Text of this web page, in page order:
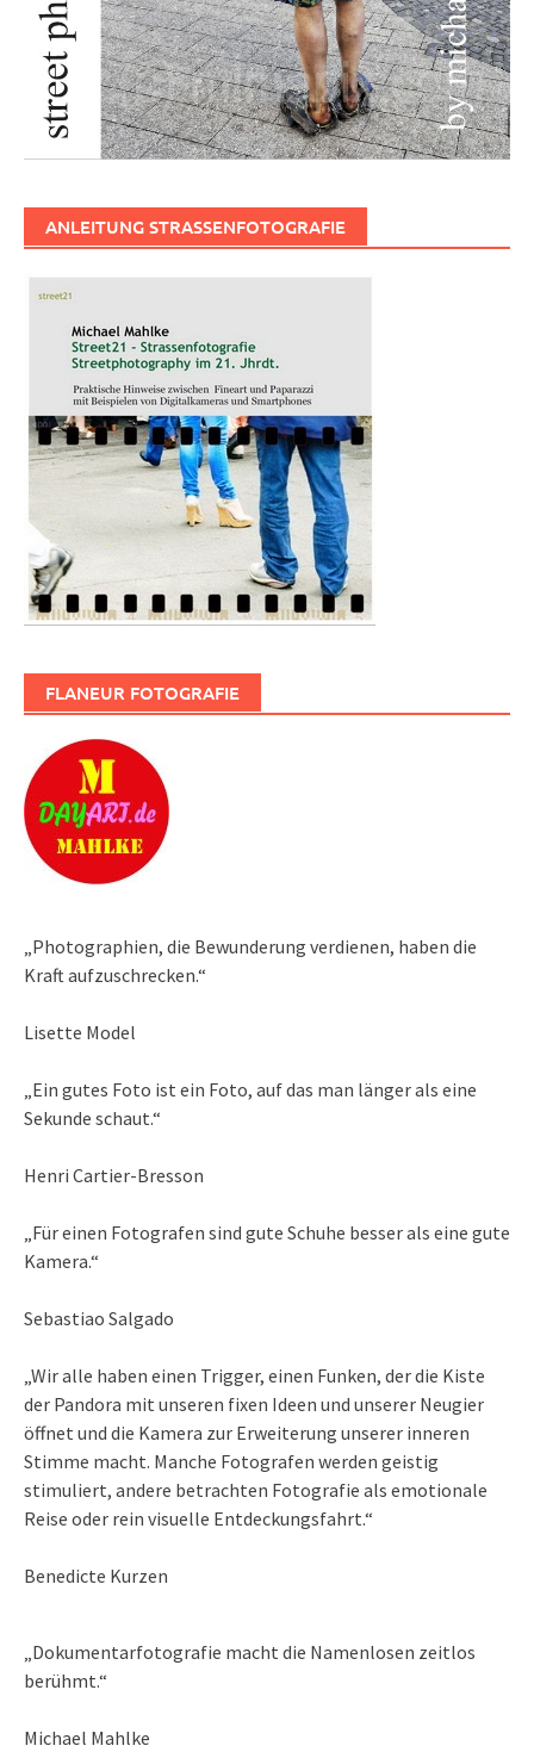
ANLEITUNG STRASSENFOTOGRAFIE
FLANEUR FOTOGRAFIE
„Photographien, die Bewunderung verdienen, haben die
Kraft aufzuschrecken.“
Lisette Model
„Ein gutes Foto ist ein Foto, auf das man länger als eine
Sekunde schaut.“
Henri Cartier-Bresson
„Für einen Fotografen sind gute Schuhe besser als eine gute
Kamera.“
Sebastiao Salgado
„Wir alle haben einen Trigger, einen Funken, der die Kiste
der Pandora mit unseren fixen Ideen und unserer Neugier
öffnet und die Kamera zur Erweiterung unserer inneren
Stimme macht. Manche Fotografen werden geistig
stimuliert, andere betrachten Fotografie als emotionale
Reise oder rein visuelle Entdeckungsfahrt.“
Benedicte Kurzen
„Dokumentarfotografie macht die Namenlosen zeitlos
berühmt.“
Michael Mahlke